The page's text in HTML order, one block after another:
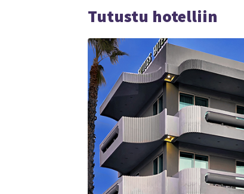
Tutustu hotelliin